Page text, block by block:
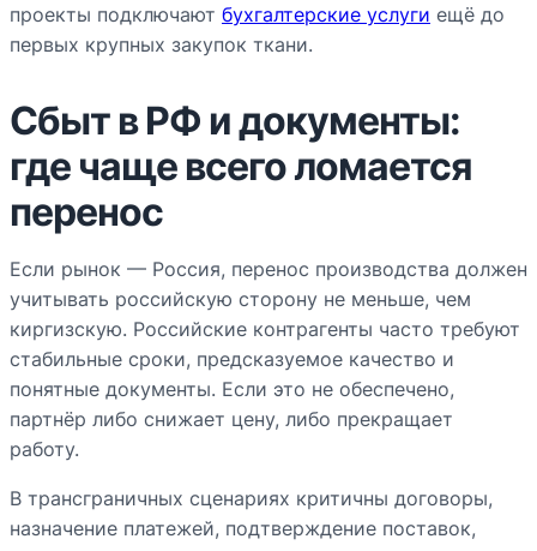
проекты подключают бухгалтерские услуги ещё до
первых крупных закупок ткани.
Сбыт в РФ и документы:
где чаще всего ломается
перенос
Если рынок — Россия, перенос производства должен
учитывать российскую сторону не меньше, чем
киргизскую. Российские контрагенты часто требуют
стабильные сроки, предсказуемое качество и
понятные документы. Если это не обеспечено,
партнёр либо снижает цену, либо прекращает
работу.
В трансграничных сценариях критичны договоры,
назначение платежей, подтверждение поставок,